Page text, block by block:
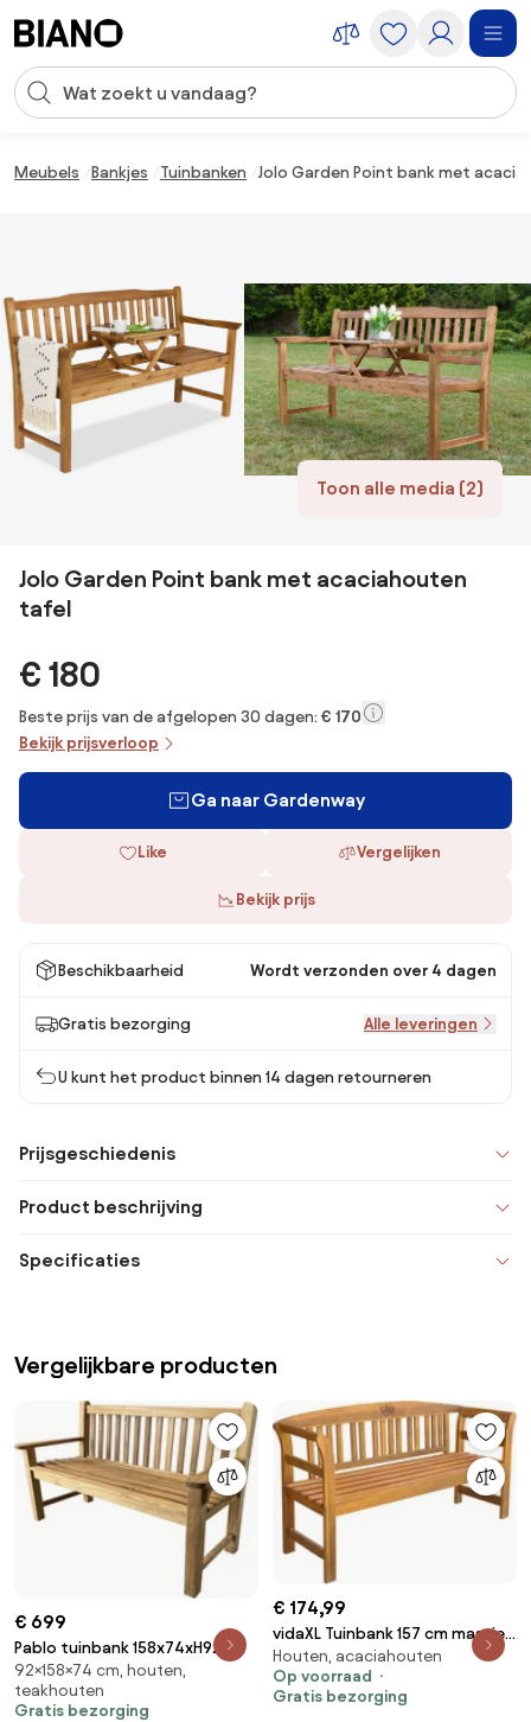
Zoekopdracht invoeren
Meubels Bankjes Tuinbanken Jolo Garden Point bank met
Toon alle media (2)
Jolo Garden Point bank met acaciahouten
tafel
€ 180
Beste prijs van de afgelopen 30 dagen: € 170
Bekijk prijsverloop
Ga naar Gardenway
Like Vergelijken
Bekijk prijs
Beschikbaarheid Wordt verzonden over 4 dagen
Gratis bezorging Alle leveringen
U kunt het product binnen 14 dagen retourneren
Prijsgeschiedenis
Product beschrijving
Specificaties
Vergelijkbare producten
€ 699
Pablo tuinbank 158x74xH92 cm
teak
92×158×74 cm, houten,
teakhouten
Gratis bezorging
€ 174,99
vidaXL Tuinbank 157 cm massief
acaciahout
Houten, acaciahouten
Op voorraad
Gratis bezorging